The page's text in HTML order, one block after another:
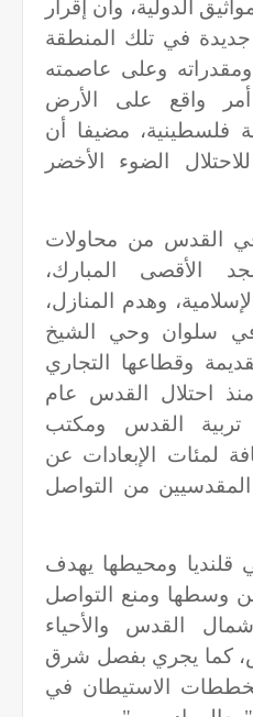
الدولية، وأن إقرار
جديدة في تلك المنطقة
وعلى عاصمته
واقع على الأرض
فلسطينية، مضيفا أن
الضوء الأخضر
القدس من محاولات
الأقصى المبارك،
وهدم المنازل،
في سلوان وحي الشيخ
وقطاعها التجاري
منذ احتلال القدس عام
تربية القدس ومكتب
لمئات الإبعادات عن
من التواصل
ومحيطها يهدف
ومنع التواصل
القدس والأحياء
كما يجري بفصل شرق
الاستيطان في